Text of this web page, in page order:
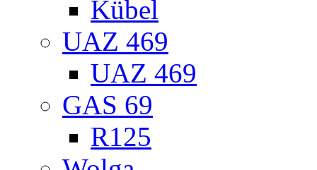
Kübel
UAZ 469
UAZ 469
GAS 69
R125